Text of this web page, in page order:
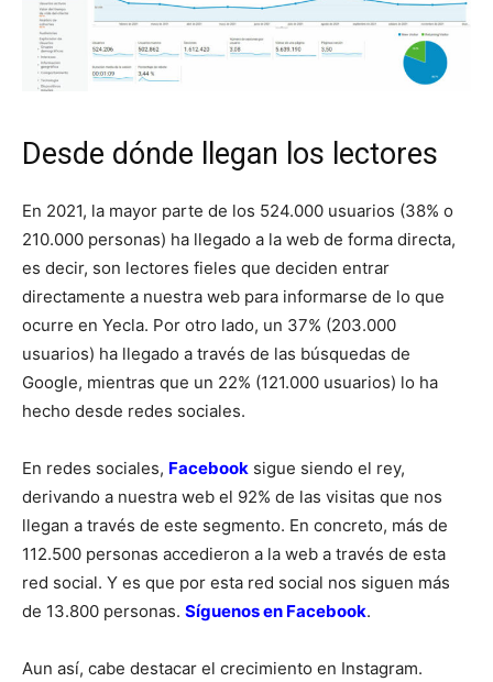
Desde dónde llegan los lectores
En 2021, la mayor parte de los 524.000 usuarios (38% o
210.000 personas) ha llegado a la web de forma directa,
es decir, son lectores fieles que deciden entrar
directamente a nuestra web para informarse de lo que
ocurre en Yecla. Por otro lado, un 37% (203.000
usuarios) ha llegado a través de las búsquedas de
Google, mientras que un 22% (121.000 usuarios) lo ha
hecho desde redes sociales.
En redes sociales, Facebook sigue siendo el rey,
derivando a nuestra web el 92% de las visitas que nos
llegan a través de este segmento. En concreto, más de
112.500 personas accedieron a la web a través de esta
red social. Y es que por esta red social nos siguen más
de 13.800 personas. Síguenos en Facebook.
Aun así, cabe destacar el crecimiento en Instagram.